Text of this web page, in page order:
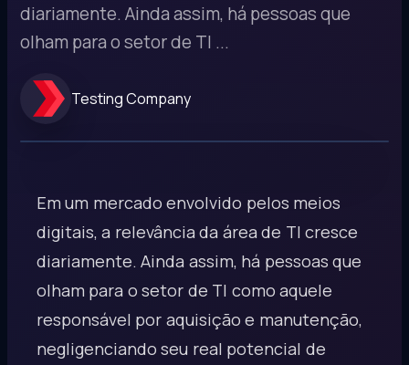
diariamente. Ainda assim, há pessoas que
olham para o setor de TI ...
Testing Company
Em um mercado envolvido pelos meios
digitais, a relevância da área de TI cresce
diariamente. Ainda assim, há pessoas que
olham para o setor de TI como aquele
responsável por aquisição e manutenção,
negligenciando seu real potencial de